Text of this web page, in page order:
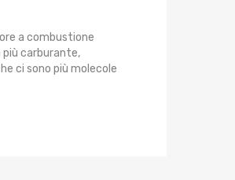
a combustione
più carburante,
ci sono più molecole